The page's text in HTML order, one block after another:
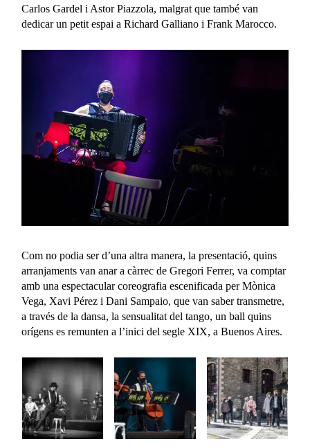
Carlos Gardel i Astor Piazzola, malgrat que també van
dedicar un petit espai a Richard Galliano i Frank Marocco.
Com no podia ser d’una altra manera, la presentació, quins
arranjaments van anar a càrrec de Gregori Ferrer, va comptar
amb una espectacular coreografia escenificada per Mònica
Vega, Xavi Pérez i Dani Sampaio, que van saber transmetre,
a través de la dansa, la sensualitat del tango, un ball quins
orígens es remunten a l’inici del segle XIX, a Buenos Aires.